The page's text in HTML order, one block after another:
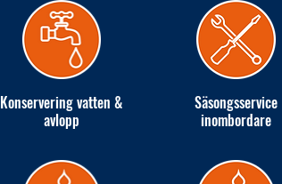
Konservering vatten &
avlopp
Säsongsservice
inombordare